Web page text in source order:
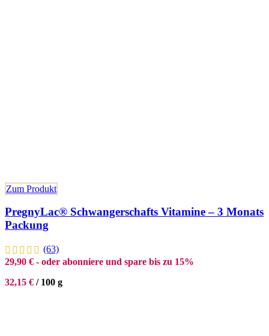
Zum Produkt
PregnyLac® Schwangerschafts Vitamine – 3 Monats
Packung
(63)
29,90 € - oder abonniere und spare bis zu 15%
32,15 € / 100 g